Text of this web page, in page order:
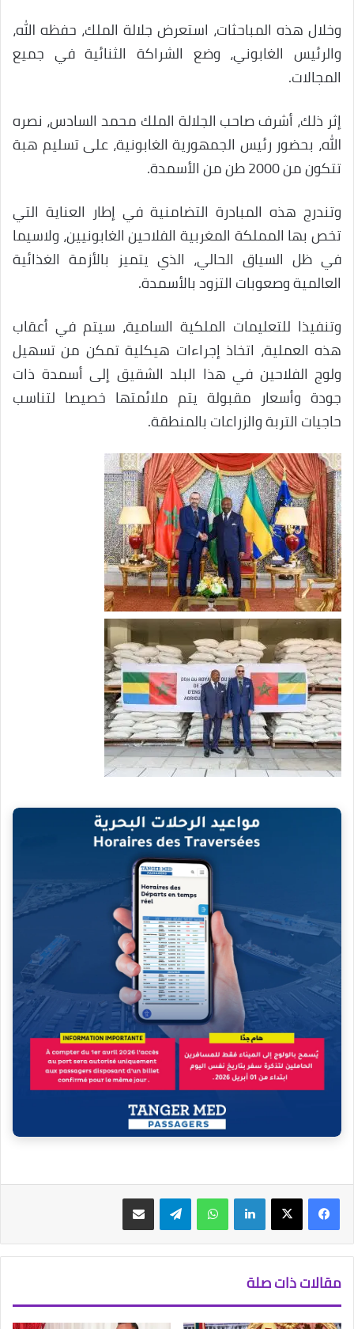
وخلال هذه المباحثات، استعرض جلالة الملك، حفظه الله،
والرئيس الغابوني، وضع الشراكة الثنائية في جميع
المجالات.
إثر ذلك، أشرف صاحب الجلالة الملك محمد السادس، نصره
الله، بحضور رئيس الجمهورية الغابونية، على تسليم هبة
تتكون من 2000 طن من الأسمدة.
وتندرج هذه المبادرة التضامنية في إطار العناية التي
تخص بها المملكة المغربية الفلاحين الغابونيين، ولاسيما
في ظل السياق الحالي، الذي يتميز بالأزمة الغذائية
العالمية وصعوبات التزود بالأسمدة.
وتنفيذا للتعليمات الملكية السامية، سيتم في أعقاب
هذه العملية، اتخاذ إجراءات هيكلية تمكن من تسهيل
ولوج الفلاحين في هذا البلد الشقيق إلى أسمدة ذات
جودة وأسعار مقبولة يتم ملائمتها خصيصا لتناسب
حاجيات التربة والزراعات بالمنطقة.
فيسبوك‫X لينكدإن واتساب تيلقرام مشاركة عبر البريد
مقالات ذات صلة